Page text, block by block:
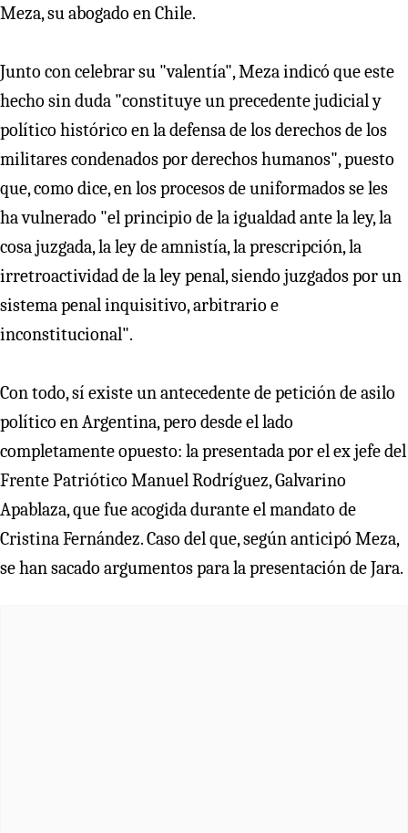
Meza, su abogado en Chile.
Junto con celebrar su "valentía", Meza indicó que este
hecho sin duda "constituye un precedente judicial y
político histórico en la defensa de los derechos de los
militares condenados por derechos humanos", puesto
que, como dice, en los procesos de uniformados se les
ha vulnerado "el principio de la igualdad ante la ley, la
cosa juzgada, la ley de amnistía, la prescripción, la
irretroactividad de la ley penal, siendo juzgados por un
sistema penal inquisitivo, arbitrario e
inconstitucional".
Con todo, sí existe un antecedente de petición de asilo
político en Argentina, pero desde el lado
completamente opuesto: la presentada por el ex jefe del
Frente Patriótico Manuel Rodríguez, Galvarino
Apablaza, que fue acogida durante el mandato de
Cristina Fernández. Caso del que, según anticipó Meza,
se han sacado argumentos para la presentación de Jara.